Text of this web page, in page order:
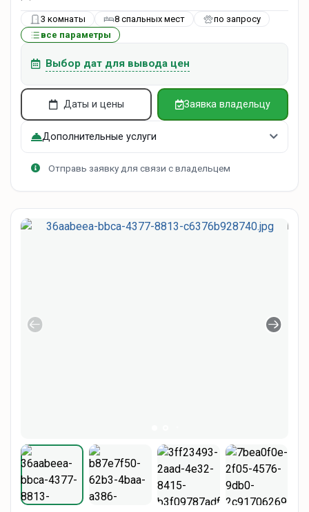
3 комнаты 8 спальных мест
по запросу
все параметры
Выбор дат для вывода цен
Даты и цены Заявка владельцу
Дополнительные услуги
Отправь заявку для связи с владельцем